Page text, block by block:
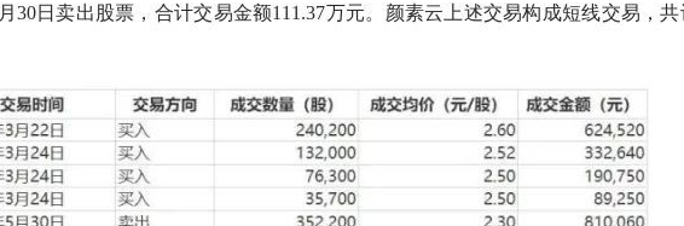
30日卖出股票，合计交易金额111.37万元。颜素云上述交易构成短线交易，